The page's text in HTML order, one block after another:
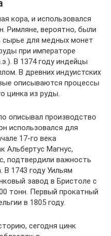
кора, и использовался
Римляне, вероятно, были
сырье для медных монет
при императоре
В 1374 году индейцы
В древних индуистских
описываются процессы
цинка из руды.
описывал производство
использовался для
17-го века
Альбертус Магнус,
подтвердили важность
В 1743 году Уильям
завод в Бристоле с
тонн. Первый прокатный
в 1805 году.
сегодня цинк